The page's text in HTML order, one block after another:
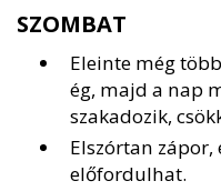
SZOMBAT
Eleinte még
ég, majd a nap
szakadozik,
Elszórtan zápor,
előfordulhat.